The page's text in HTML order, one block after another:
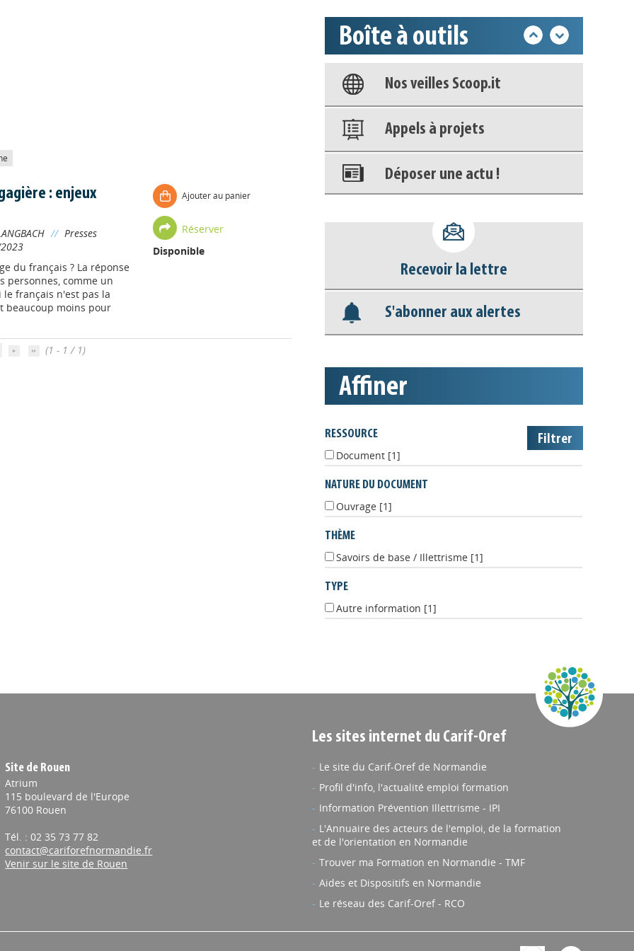
: enjeux
// Presses
du français ? La réponse
personnes, comme un
français n'est pas la
beaucoup moins pour
Ajouter au panier
Réserver
Disponible
(1 - 1 / 1)
Boîte à outils
Base documentaire
Nos veilles Scoop.it
Appels à projets
Déposer une actu !
déconnecter)
Base documentaire
Nos veilles Scoop.it
Appels à projets
Recevoir la lettre
S'abonner aux alertes
affiner
RESSOURCE
Document [1]
NATURE DU DOCUMENT
Ouvrage [1]
THÈME
Savoirs de base / Illettrisme [1]
TYPE
Autre information [1]
Site de Rouen
Atrium
115 boulevard de l'Europe
76100 Rouen
Tél. : 02 35 73 77 82
contact@cariforefnormandie.fr
Venir sur le site de Rouen
Les sites internet du Carif-Oref
Le site du Carif-Oref de Normandie
Profil d'info, l'actualité emploi formation
Information Prévention Illettrisme - IPI
L'Annuaire des acteurs de l'emploi, de la formation
et de l'orientation en Normandie
Trouver ma Formation en Normandie - TMF
Aides et Dispositifs en Normandie
Le réseau des Carif-Oref - RCO